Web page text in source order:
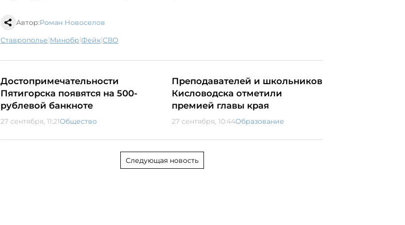
Автор:Роман Новоселов
Ставрополье| минобр| фейк| СВО
Достопримечательности
Пятигорска появятся на 500-
рублевой банкноте
27 сентября, 11:21Общество
Преподавателей и школьников
Кисловодска отметили
премией главы края
27 сентября, 10:44Образование
Следующая новость